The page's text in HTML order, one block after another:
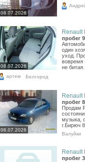
08.07.2026
08.07.2026
Renault
пробег
один
уход.
вовремя
не
артем Белгород
08.07.2026
Renault
пробег
Продам
музыка,
г.Бирюч
Валуйки
Renault
пробег